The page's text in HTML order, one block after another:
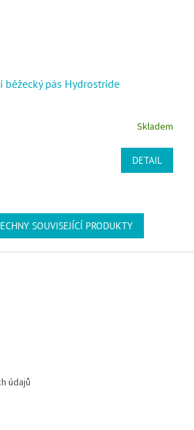
běžecký pás Hydrostride
Skladem
DETAIL
SOUVISEJÍCÍ PRODUKTY
údajů